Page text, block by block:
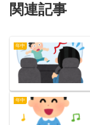
関連記事
年中
年中